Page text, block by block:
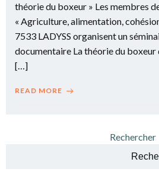
théorie du boxeur » Les membres
« Agriculture, alimentation,
7533 LADYSS organisent un
documentaire La théorie du boxeur
[…]
READ MORE
Rechercher